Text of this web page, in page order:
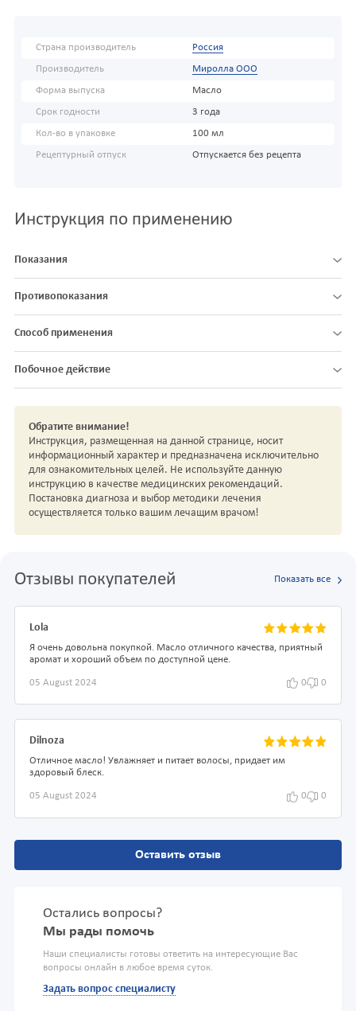
Страна производитель Россия
Производитель Миролла ООО
Форма выпуска Масло
Срок годности 3 года
Кол-во в упаковке 100 мл
Рецептурный отпуск Отпускается без рецепта
Инструкция по применению
Показания
Противопоказания
Способ применения
Побочное действие
Обратите внимание!
Инструкция, размещенная на данной странице, носит
информационный характер и предназначена исключительно
для ознакомительных целей. Не используйте данную
инструкцию в качестве медицинских рекомендаций.
Постановка диагноза и выбор методики лечения
осуществляется только вашим лечащим врачом!
Отзывы покупателей Показать все
Lola
Я очень довольна покупкой. Масло отличного качества, приятный
аромат и хороший объем по доступной цене.
05 August 2024 0 0
Dilnoza
Отличное масло! Увлажняет и питает волосы, придает им
здоровый блеск.
05 August 2024 0 0
Оставить отзыв
Остались вопросы?
Мы рады помочь
Наши специалисты готовы ответить на интересующие Вас
вопросы онлайн в любое время суток.
Задать вопрос специалисту